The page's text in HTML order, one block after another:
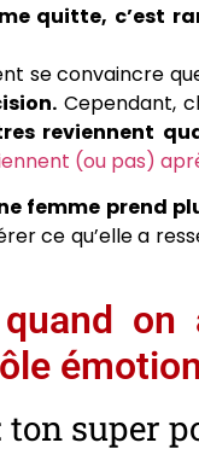
quitte, c’est
se convaincre
Cependant,
reviennent
(ou pas)
femme prend
ce qu’elle a
super